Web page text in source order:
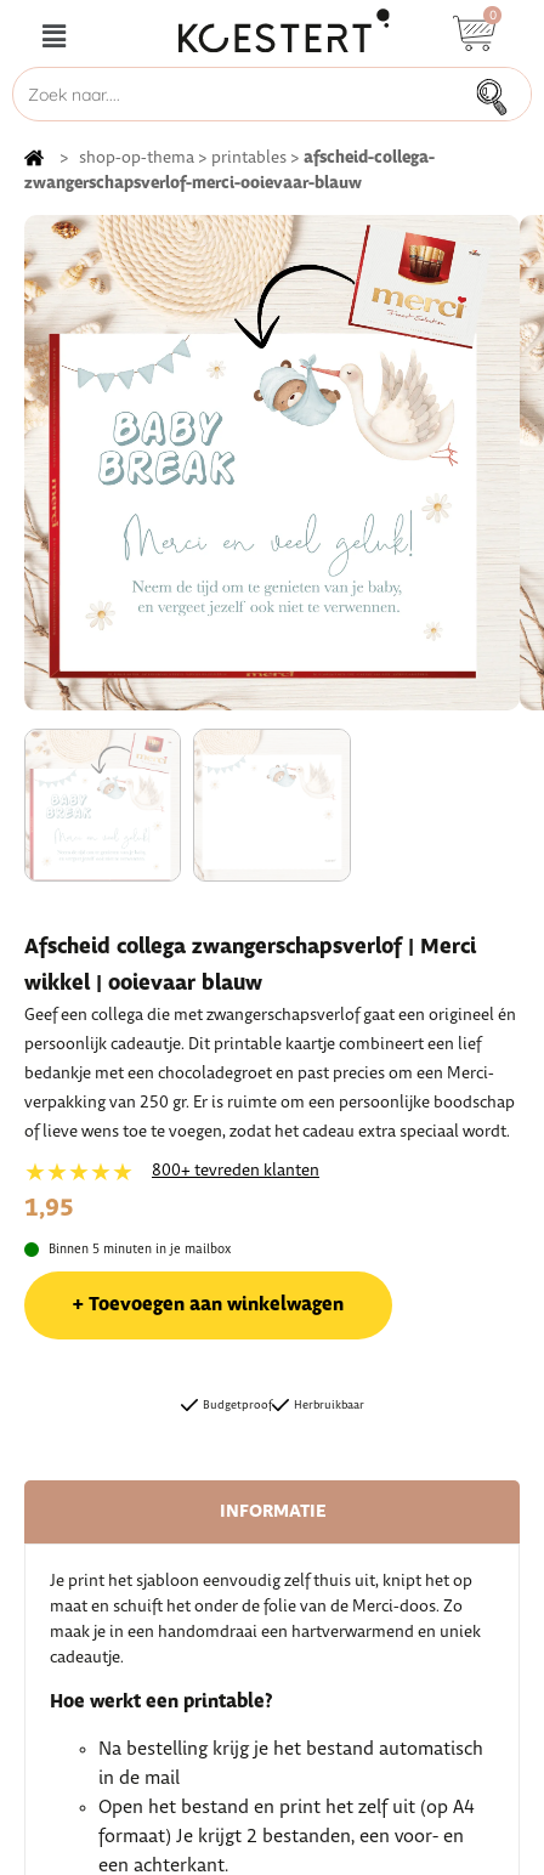
0
> shop-op-thema > printables > afscheid-collega-
zwangerschapsverlof-merci-ooievaar-blauw
Afscheid collega zwangerschapsverlof | Merci
wikkel | ooievaar blauw
Geef een collega die met zwangerschapsverlof gaat een origineel én
persoonlijk cadeautje. Dit printable kaartje combineert een lief
bedankje met een chocoladegroet en past precies om een Merci-
verpakking van 250 gr. Er is ruimte om een persoonlijke boodschap
of lieve wens toe te voegen, zodat het cadeau extra speciaal wordt.
★★★★★ 800+ tevreden klanten
1,95
Binnen 5 minuten in je mailbox
Toevoegen aan winkelwagen
Budgetproof Herbruikbaar
INFORMATIE
Je print het sjabloon eenvoudig zelf thuis uit, knipt het op
maat en schuift het onder de folie van de Merci-doos. Zo
maak je in een handomdraai een hartverwarmend en uniek
cadeautje.
Hoe werkt een printable?
Na bestelling krijg je het bestand automatisch
in de mail
Open het bestand en print het zelf uit (op A4
formaat) Je krijgt 2 bestanden, een voor- en
een achterkant.